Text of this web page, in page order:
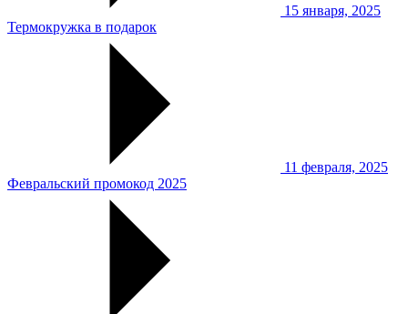
15 января, 2025
Термокружка в подарок
11 февраля, 2025
Февральский промокод 2025